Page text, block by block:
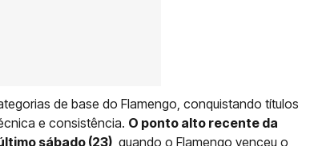
de base do Flamengo, conquistando títulos
e consistência. O ponto alto recente da
sábado (23), quando o Flamengo venceu o